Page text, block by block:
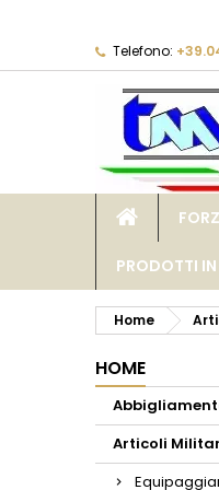
Telefono:
PRODOTTI IN
Home
HOME
Articoli